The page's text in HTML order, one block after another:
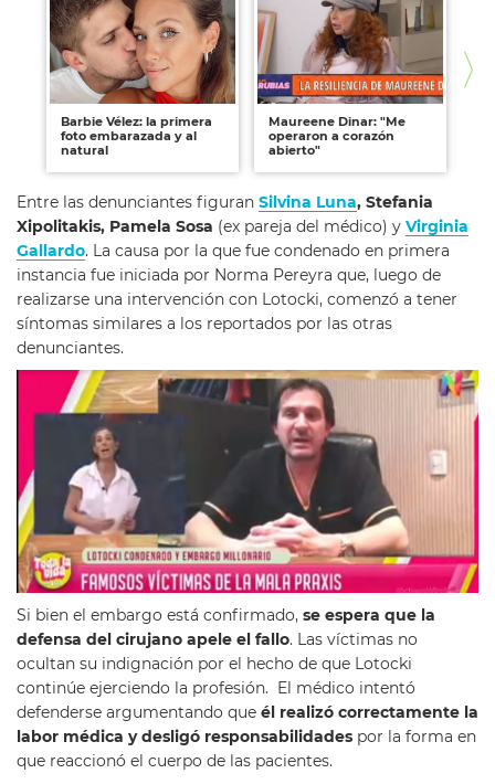
Barbie Vélez: la primera
foto embarazada y al
natural
Maureene Dinar: "Me
operaron a corazón
abierto"
Entre las denunciantes figuran Silvina Luna, Stefania
Xipolitakis, Pamela Sosa (ex pareja del médico) y Virginia
Gallardo. La causa por la que fue condenado en primera
instancia fue iniciada por Norma Pereyra que, luego de
realizarse una intervención con Lotocki, comenzó a tener
síntomas similares a los reportados por las otras
denunciantes.
Si bien el embargo está confirmado, se espera que la
defensa del cirujano apele el fallo. Las víctimas no
ocultan su indignación por el hecho de que Lotocki
continúe ejerciendo la profesión. El médico intentó
defenderse argumentando que él realizó correctamente la
labor médica y desligó responsabilidades por la forma en
que reaccionó el cuerpo de las pacientes.